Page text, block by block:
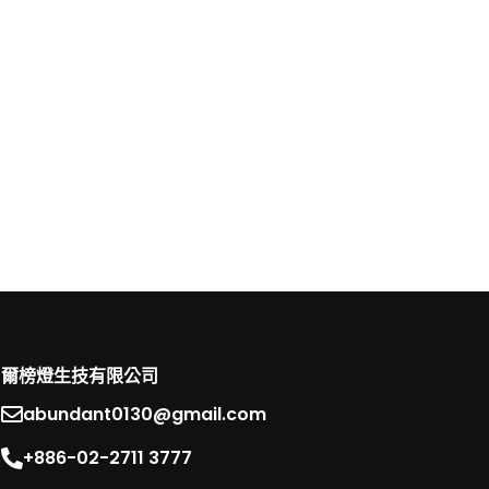
爾榜燈生技有限公司
abundant0130@gmail.com
+886-02-2711 3777​